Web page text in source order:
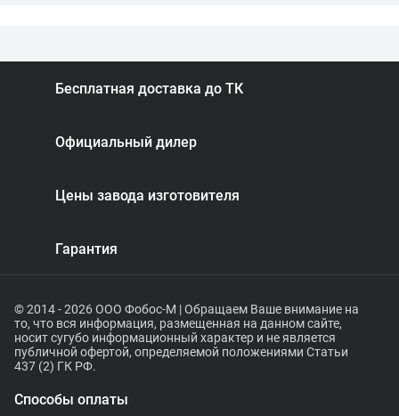
Бесплатная доставка до ТК
Официальный дилер
Цены завода изготовителя
Гарантия
© 2014 - 2026 ООО Фобос-М | Обращаем Ваше внимание на
то, что вся информация, размещенная на данном сайте,
носит сугубо информационный характер и не является
публичной офертой, определяемой положениями Статьи
437 (2) ГК РФ.
Способы оплаты